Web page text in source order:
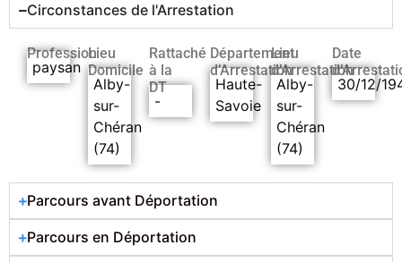
Circonstances de l'Arrestation
Profession
paysan
Lieu
Domicile
Alby-
sur-
Chéran
(74)
Rattaché
à la
DT
-
Département
d’Arrestation
Haute-
Savoie
Lieu
d’Arrestation
Alby-
sur-
Chéran
(74)
Date
30/12/
Parcours avant Déportation
Parcours en Déportation